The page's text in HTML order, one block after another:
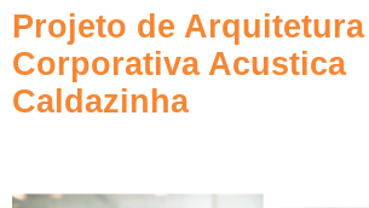
Projeto de Arquitetura
Corporativa Acustica
Caldazinha